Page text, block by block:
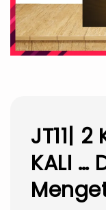
JT11| 2
KALI …